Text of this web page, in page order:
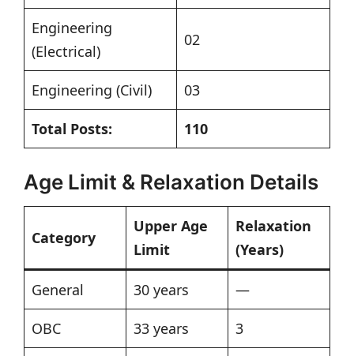
Engineering
(Electrical)
02
Engineering (Civil) 03
Total Posts: 110
Age Limit & Relaxation Details
Category
Upper Age
Limit
Relaxation
(Years)
General 30 years —
OBC 33 years 3